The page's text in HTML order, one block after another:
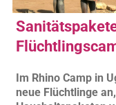
Im Rhino Camp in
neue Flüchtlinge